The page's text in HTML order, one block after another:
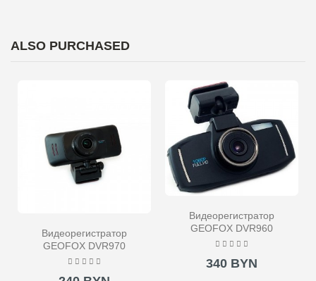
ALSO PURCHASED
Видеорегистратор
GEOFOX DVR970
Видеорегистратор
GEOFOX DVR960
340 BYN